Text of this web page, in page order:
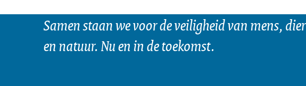
Samen staan we voor de veiligheid van mens, dier
en natuur. Nu en in de toekomst.